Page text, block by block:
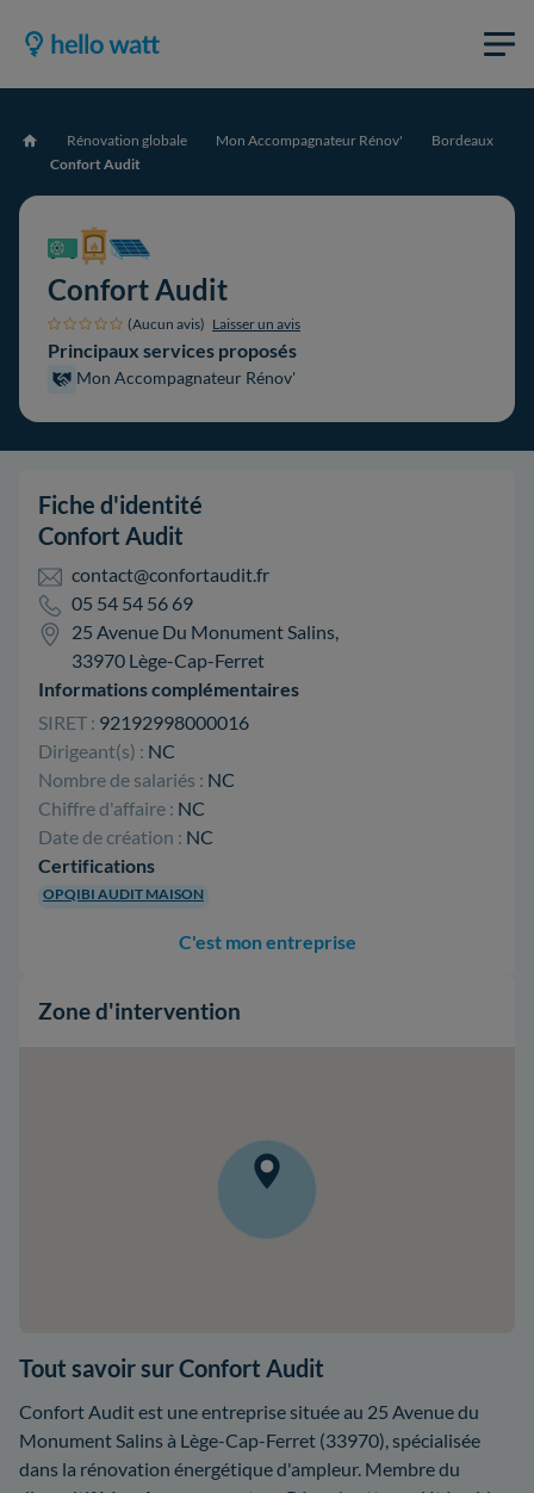
Accueil Rénovation globale Mon Accompagnateur Rénov'
Bordeaux
Confort Audit
Confort Audit
(Aucun avis) Laisser un avis
Principaux services proposés
Mon Accompagnateur Rénov'
Fiche d'identité
Confort Audit
contact@confortaudit.fr
05 54 54 56 69
25 Avenue Du Monument Salins,
33970 Lège-Cap-Ferret
Informations complémentaires
SIRET : 92192998000016
Dirigeant(s) : NC
Nombre de salariés : NC
Chiffre d'affaire : NC
Date de création : NC
Certifications
OPQIBI AUDIT MAISON
C'est mon entreprise
Zone d'intervention
Tout savoir sur Confort Audit
Confort Audit est une entreprise située au 25 Avenue du
Monument Salins à Lège-Cap-Ferret (33970), spécialisée
dans la rénovation énergétique d'ampleur. Membre du